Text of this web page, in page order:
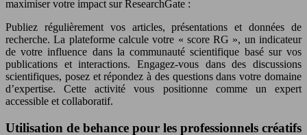
maximiser votre impact sur ResearchGate :
Publiez régulièrement vos articles, présentations et données de
recherche. La plateforme calcule votre « score RG », un indicateur
de votre influence dans la communauté scientifique basé sur vos
publications et interactions. Engagez-vous dans des discussions
scientifiques, posez et répondez à des questions dans votre domaine
d’expertise. Cette activité vous positionne comme un expert
accessible et collaboratif.
Utilisation de behance pour les professionnels créatifs